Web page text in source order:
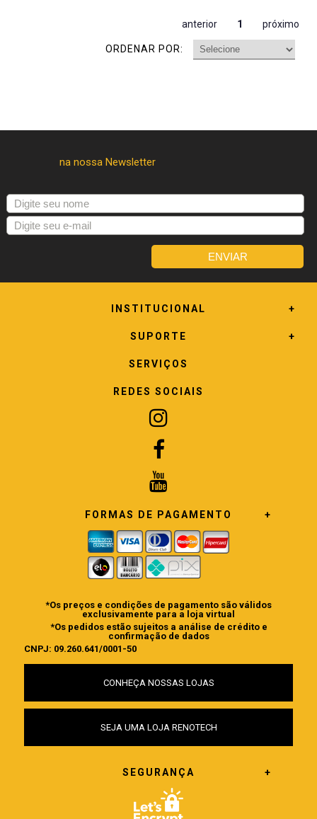
anterior 1 próximo
ORDENAR POR:
INSTITUCIONAL
SUPORTE
SERVIÇOS
REDES SOCIAIS
FORMAS DE PAGAMENTO
*Os preços e condições de pagamento são válidos
exclusivamente para a loja virtual
*Os pedidos estão sujeitos a análise de crédito e
confirmação de dados
CNPJ: 09.260.641/0001-50
CONHEÇA NOSSAS LOJAS
SEJA UMA LOJA RENOTECH
SEGURANÇA